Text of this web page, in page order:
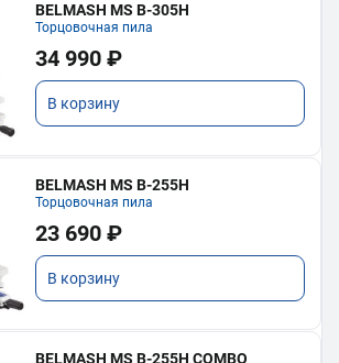
BELMASH MS B-305H
Торцовочная пила
34 990 ₽
В корзину
BELMASH MS B-255H
Торцовочная пила
23 690 ₽
В корзину
BELMASH MS B-255H COMBO